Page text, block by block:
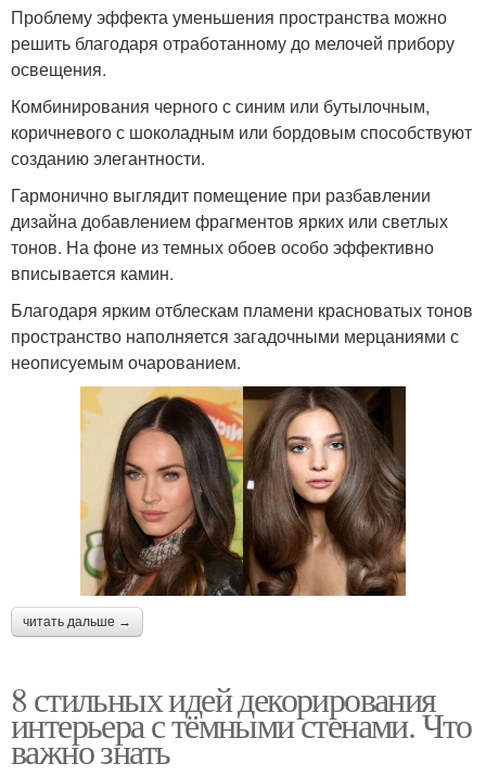
Проблему эффекта уменьшения пространства можно
решить благодаря отработанному до мелочей прибору
освещения.
Комбинирования черного с синим или бутылочным,
коричневого с шоколадным или бордовым способствуют
созданию элегантности.
Гармонично выглядит помещение при разбавлении
дизайна добавлением фрагментов ярких или светлых
тонов. На фоне из темных обоев особо эффективно
вписывается камин.
Благодаря ярким отблескам пламени красноватых тонов
пространство наполняется загадочными мерцаниями с
неописуемым очарованием.
читать дальше →
8 стильных идей декорирования
интерьера с тёмными стенами. Что
важно знать